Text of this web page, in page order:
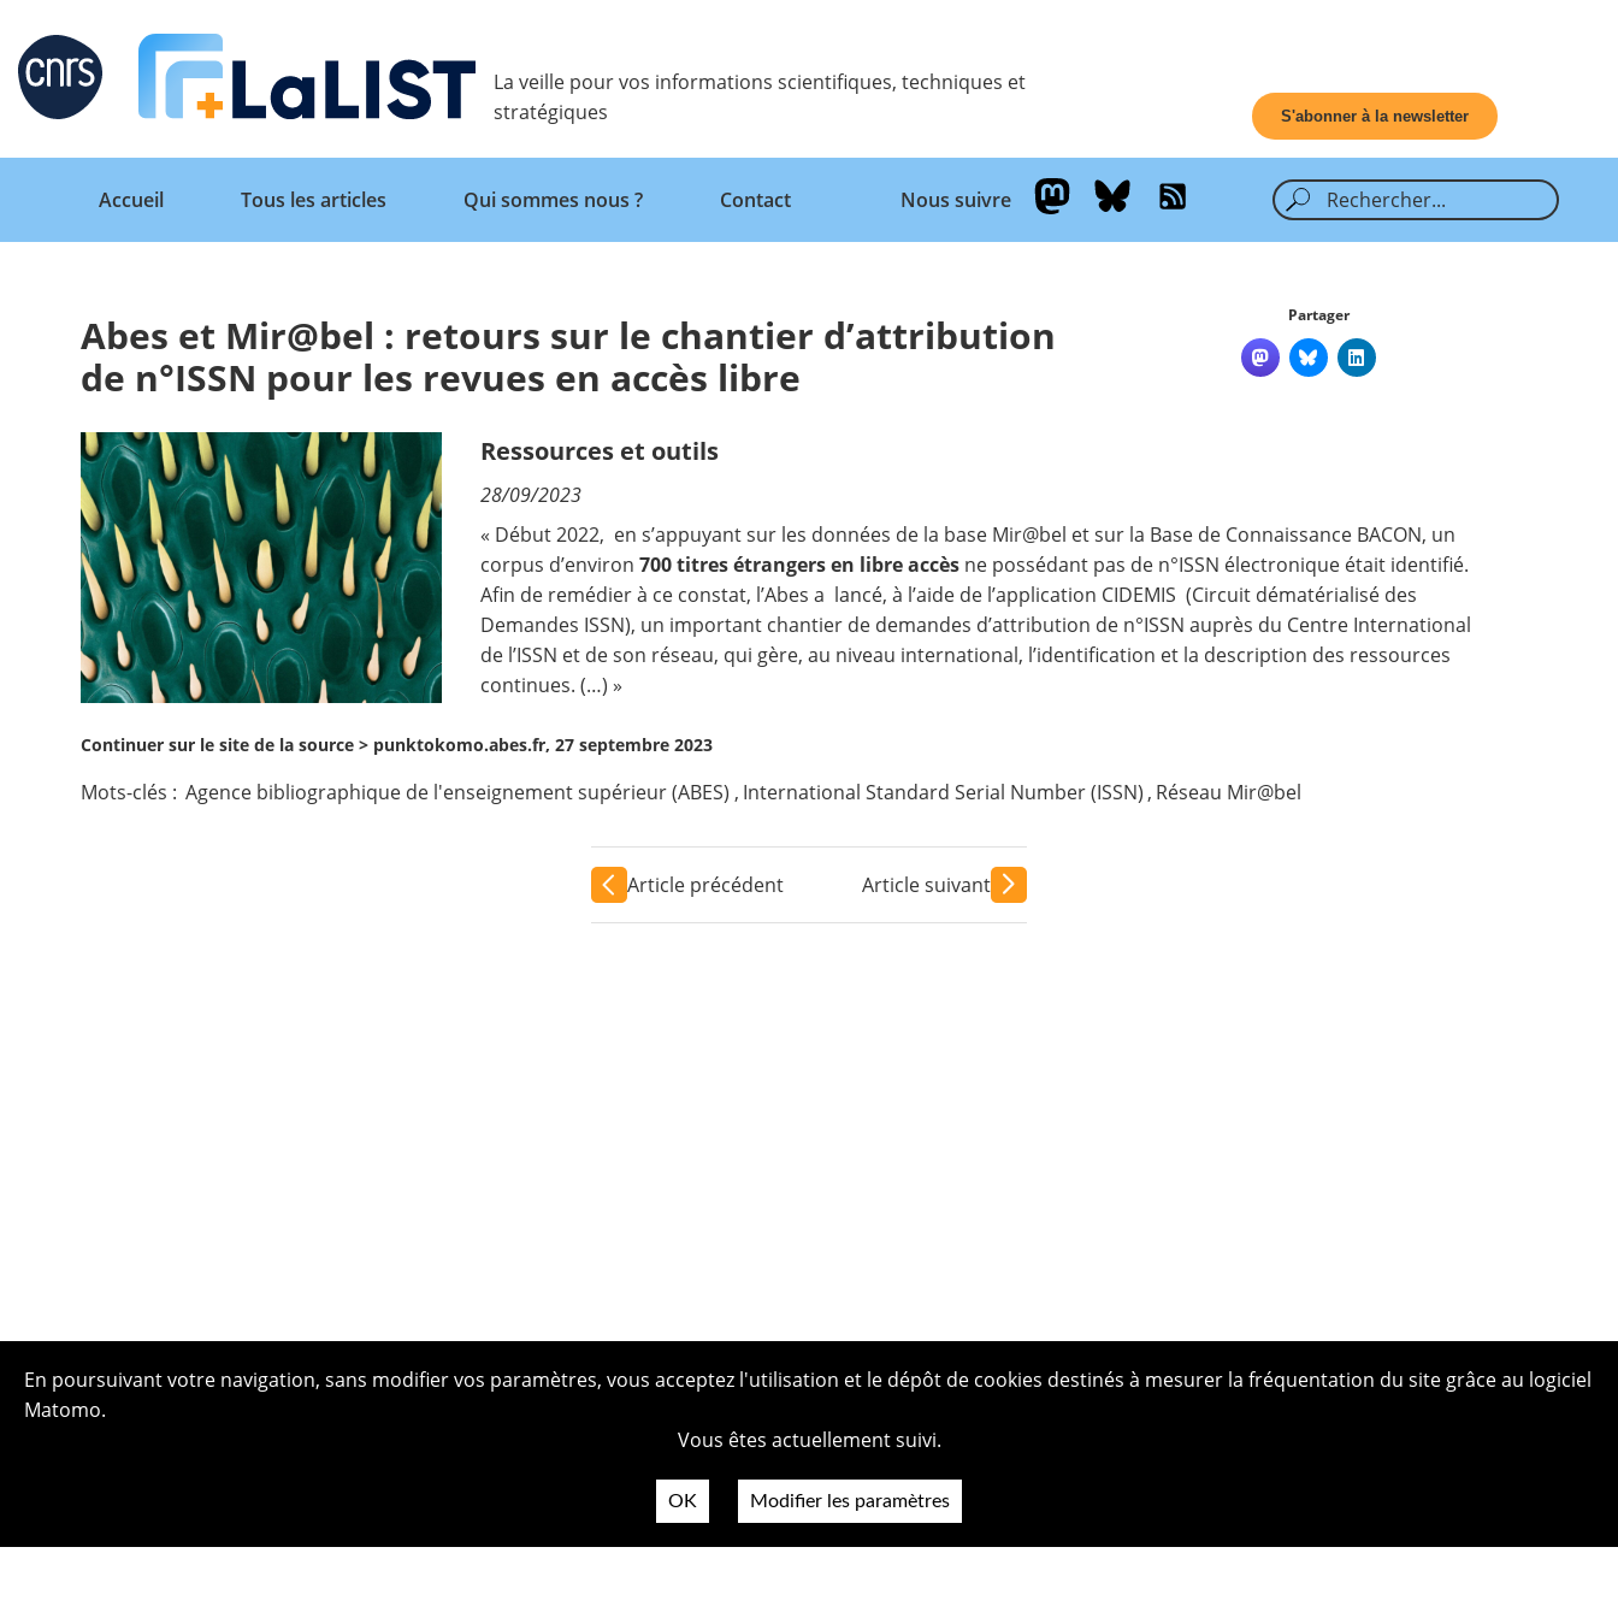
Retour
Accueil
Tous les articles
Qui sommes nous ?
Contact
Nous suivre
La veille pour vos informations scientifiques, techniques et
stratégiques
S'abonner à la newsletter
Retour
Accueil
Tous les articles Qui sommes nous ? Contact Nous suivre
Abes et Mir@bel : retours sur le chantier d’attribution
de n°ISSN pour les revues en accès libre
Partager
Ressources et outils
28/09/2023
« Début 2022, en s’appuyant sur les données de la base Mir@bel et sur la Base de Connaissance BACON, un
corpus d’environ 700 titres étrangers en libre accès ne possédant pas de n°ISSN électronique était identifié.
Afin de remédier à ce constat, l’Abes a lancé, à l’aide de l’application CIDEMIS (Circuit dématérialisé des
Demandes ISSN), un important chantier de demandes d’attribution de n°ISSN auprès du Centre International
de l’ISSN et de son réseau, qui gère, au niveau international, l’identification et la description des ressources
continues. (…) »
Continuer sur le site de la source > punktokomo.abes.fr, 27 septembre 2023
Mots-clés : Agence bibliographique de l'enseignement supérieur (ABES) , International Standard Serial Number (ISSN) , Réseau Mir@bel
Article précédent Article suivant
En poursuivant votre navigation, sans modifier vos paramètres, vous acceptez l'utilisation et le dépôt de cookies destinés à mesurer la fréquentation du site grâce au logiciel
Matomo.
Vous êtes actuellement suivi.
OK Modifier les paramètres